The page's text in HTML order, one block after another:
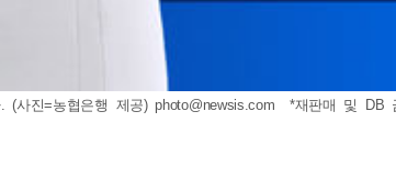
. (사진=농협은행 제공)photo@newsis.com *재판매 및 DB